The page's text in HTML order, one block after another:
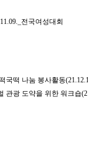
전국여성대회
국떡 나눔 봉사활동
관광 도약을 위한 워크숍